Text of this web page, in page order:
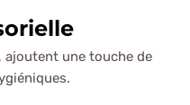
ajoutent une touche de